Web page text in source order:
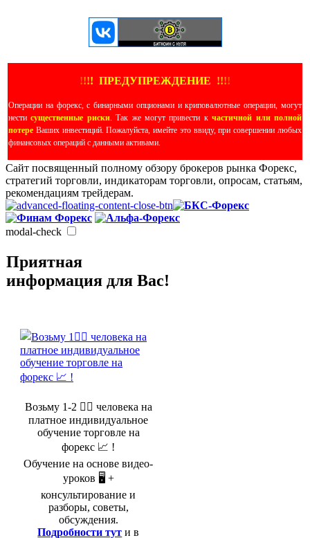
!!!! ПРЕДУПРЕЖДЕНИЕ !!!!
Операции на форекс, с бинарными опционами и криповалютные операции, могут
нестисущественные риски. Так же могут привести кчастичной или полной
потере Ваших инвестиций. Пожалуйста, имейте это ввиду, при совершении любых
финансовых операций с данными активами.
Сайт посвященный полному обзору брокеров рынка Форекс,
стратегий торговли, индикаторам торговли, опросам, статьям,
рекомендациям трейдерам.
modal-check
Приятная
информация для Вас!
Возьму 1-2 🤵‍♂️ человека на
платное индивидуальное
обучение торговле на
форекс 📈 !
Обучение на основе видео-
уроков 🖥️ +
консультирование и
разборы, советы,
обсуждения.
Подробности тут и в